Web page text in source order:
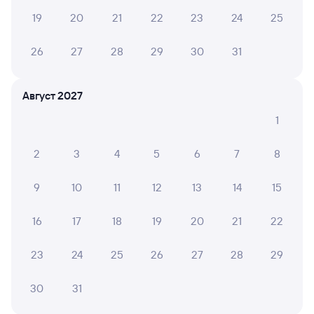
19 20 21 22 23 24 25
26 27 28 29 30 31
Август 2027
1
2 3 4 5 6 7 8
9 10 11 12 13 14 15
16 17 18 19 20 21 22
23 24 25 26 27 28 29
30 31